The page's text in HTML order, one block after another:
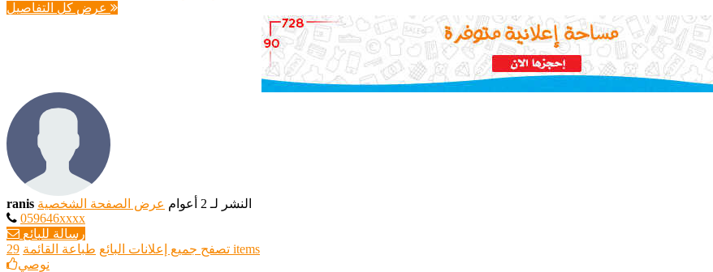
ranis النشر لـ 2 أعوام
عرض الصفحة الشخصية
059646xxxx
رسالة للبائع
تصفح جميع إعلانات البائع طباعة القائمة
29 items
نوصي